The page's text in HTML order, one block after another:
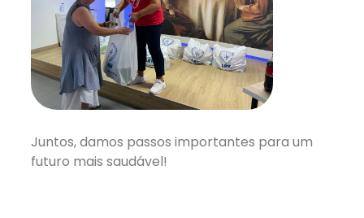
Juntos, damos passos importantes para um
futuro mais saudável!